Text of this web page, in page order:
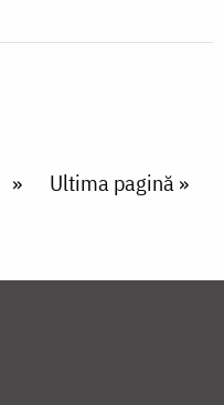
Last page
Ultima pagină »